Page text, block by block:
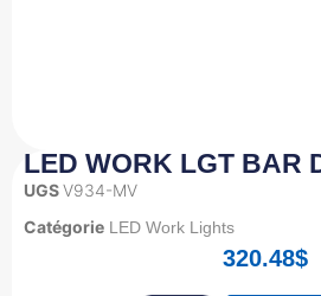
LED WORK LGT BAR
UGSV934-MV
Catégorie LED Work Lights
320.48$